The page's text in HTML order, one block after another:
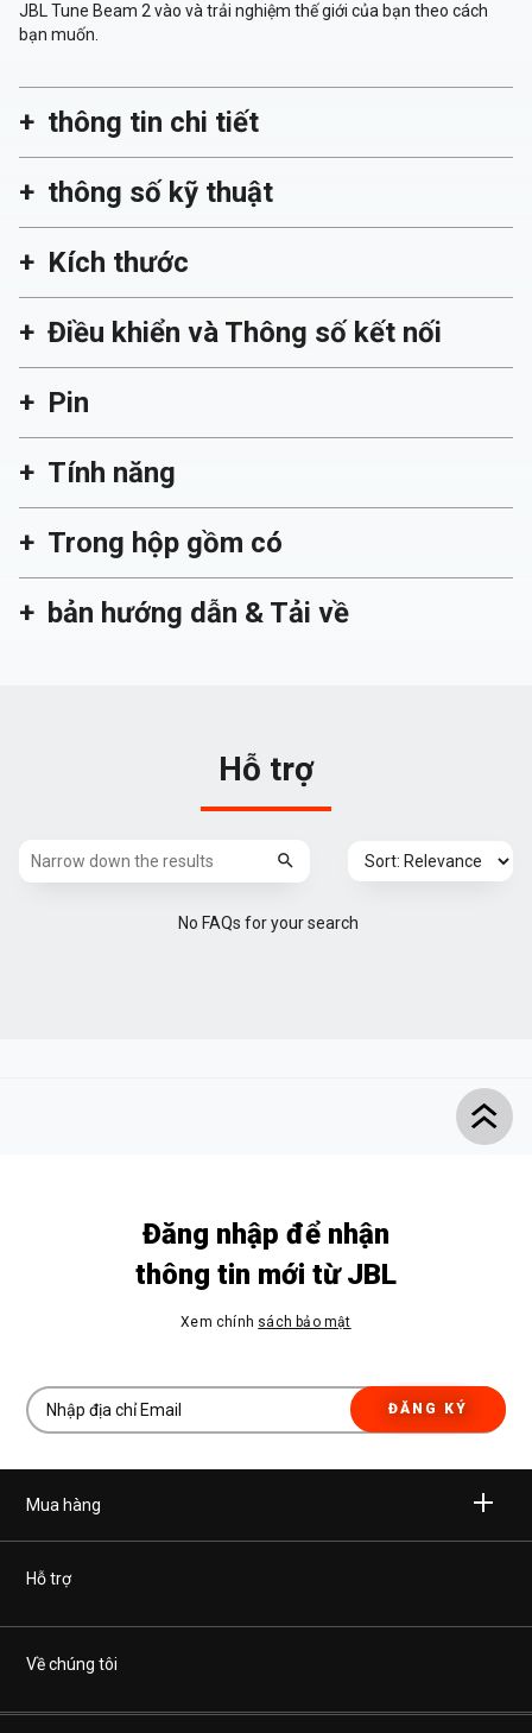
JBL Tune Beam 2 vào và trải nghiệm thế giới của bạn theo cách
bạn muốn.
thông tin chi tiết
thông số kỹ thuật
Kích thước
Điều khiển và Thông số kết nối
Pin
Tính năng
Trong hộp gồm có
bản hướng dẫn & Tải về
Hỗ trợ
No FAQs for your search
Đăng nhập để nhận
thông tin mới từ JBL
Xem chính sách bảo mật
ĐĂNG KÝ
Mua hàng
Không dây
Tai nghe
Hỗ trợ
Mua hàng chính hãng
Hệ thống phân phối
Về chúng tôi